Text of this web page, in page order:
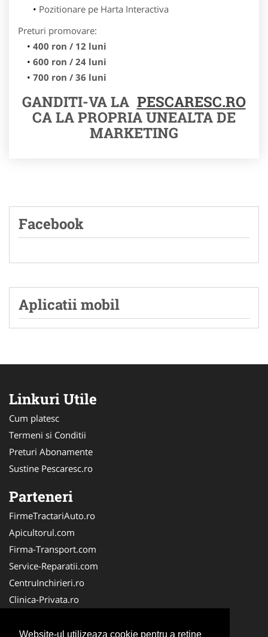
Website-ul utilizeaza cookie pentru a reţine
Pozitionare pe Harta Interactiva
Preturi promovare:
400 ron / 12 luni
600 ron / 24 luni
700 ron / 36 luni
GANDITI-VA LA PESCARESC.RO
CA LA PROPRIA UNEALTA DE
MARKETING
Facebook
Aplicatii mobil
Linkuri Utile
Cum platesc
Termeni si Conditii
Preturi Abonamente
Sustine Pescaresc.ro
Parteneri
FirmeTractariAuto.ro
Apicultorul.com
Firma-Transport.com
Service-Reparatii.com
CentruInchirieri.ro
Clinica-Privata.ro
Servicii-DDD.com